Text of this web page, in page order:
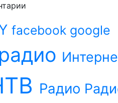
facebook google
Радио